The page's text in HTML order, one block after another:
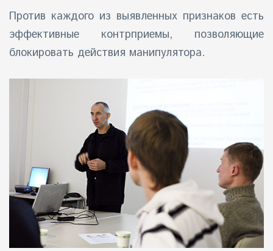
Против каждого из выявленных признаков есть
эффективные контрприемы, позволяющие
блокировать действия манипулятора.